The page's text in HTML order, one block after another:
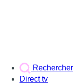
Rechercher
Direct tv